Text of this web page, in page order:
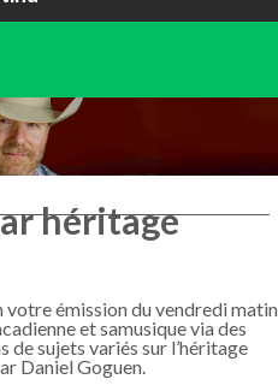
héritage
émission du vendredi matin
et samusique via des
de sujets variés sur l’héritage
Daniel Goguen.